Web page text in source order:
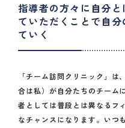
指導者の方々に自分
ていただくことで自
ていく
「チーム訪問クリニック」は
合は私）が自分たちのチーム
者としては普段とは異なるフ
なチャンスになります。いつ